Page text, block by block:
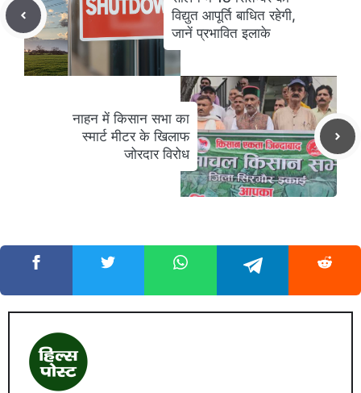
विद्युत आपूर्ति बाधित रहेगी,
जानें प्रभावित इलाके
नाहन में किसान सभा का
स्मार्ट मीटर के खिलाफ
जोरदार विरोध